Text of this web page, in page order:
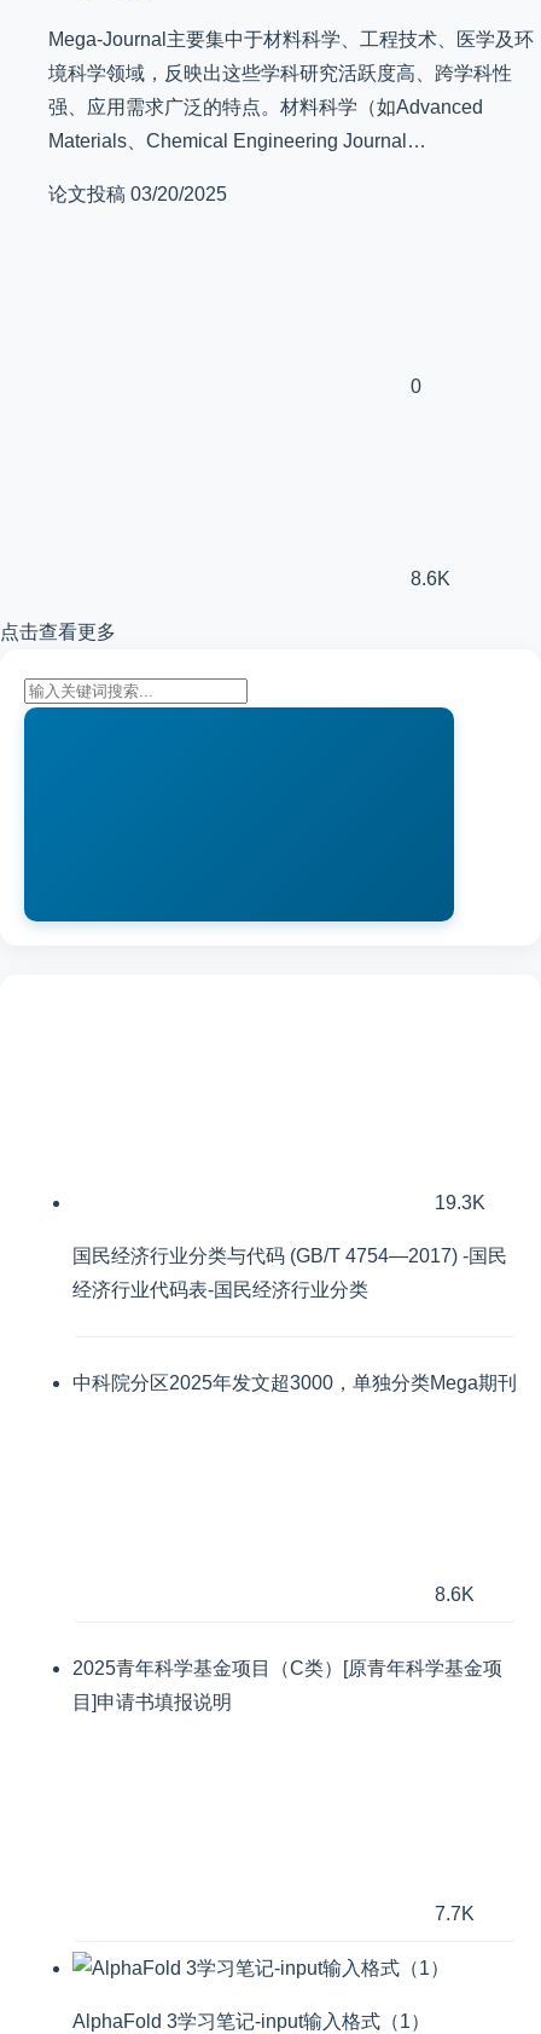
Mega-Journal主要集中于材料科学、工程技术、医学及环
境科学领域，反映出这些学科研究活跃度高、跨学科性
强、应用需求广泛的特点。材料科学（如Advanced
Materials、Chemical Engineering Journal…
论文投稿 03/20/2025
0
8.6K
点击查看更多
19.3K
国民经济行业分类与代码 (GB/T 4754—2017) -国民
经济行业代码表-国民经济行业分类
中科院分区2025年发文超3000，单独分类Mega期刊
8.6K
2025青年科学基金项目（C类）[原青年科学基金项
目]申请书填报说明
7.7K
AlphaFold 3学习笔记-input输入格式（1）